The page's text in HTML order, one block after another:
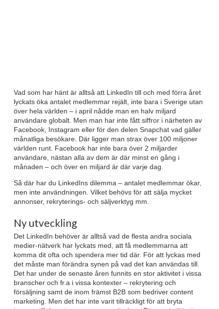
Vad som har hänt är alltså att LinkedIn till och med förra året
lyckats öka antalet medlemmar rejält, inte bara i Sverige utan
över hela världen – i april nådde man en halv miljard
användare globalt. Men man har inte fått siffror i närheten av
Facebook, Instagram eller för den delen Snapchat vad gäller
månatliga besökare. Där ligger man strax över 100 miljoner
världen runt. Facebook har inte bara över 2 miljarder
användare, nästan alla av dem är där minst en gång i
månaden – och över en miljard är där varje dag.
Så där har du LinkedIns dilemma – antalet medlemmar ökar,
men inte användningen. Vilket behövs för att sälja mycket
annonser, rekryterings- och säljverktyg mm.
Ny utveckling
Det LinkedIn behöver är alltså vad de flesta andra sociala
medier-nätverk har lyckats med, att få medlemmarna att
komma dit ofta och spendera mer tid där. För att lyckas med
det måste man förändra synen på vad det kan användas till.
Det har under de senaste åren funnits en stor aktivitet i vissa
branscher och fr.a i vissa kontexter – rekrytering och
försäljning samt de inom främst B2B som bedriver content
marketing. Men det har inte varit tillräckligt för att bryta